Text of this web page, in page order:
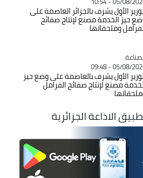
الأول يشرف بالجزائر العاصمة على
حيز الخدمة مصنع لإنتاج صفائح
وملحقاتها
05/08/2026 -
الأول يشرف بالعاصمة على وضع حيز
مصنع لإنتاج صفائح الفرامل
الاذاعة الجزائرية